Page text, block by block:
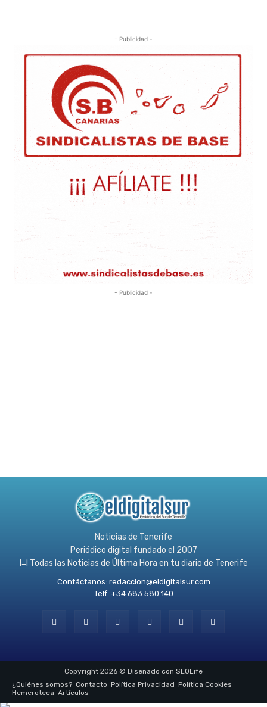
- Publicidad -
- Publicidad -
Noticias de Tenerife
Periódico digital fundado el 2007
l≡l Todas las Noticias de Última Hora en tu diario de Tenerife
Contáctanos: redaccion@eldigitalsur.com
Telf: +34 683 580 140
Copyright 2026 © Diseñado con SEOLife
¿Quiénes somos? Contacto Política Privacidad Política Cookies
Hemeroteca Artículos